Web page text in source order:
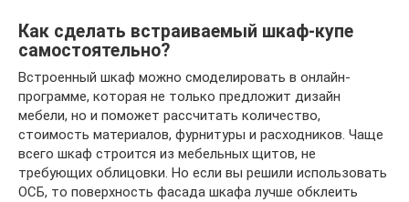
Как сделать встраиваемый шкаф-купе
самостоятельно?
Встроенный шкаф можно смоделировать в онлайн-
программе, которая не только предложит дизайн
мебели, но и поможет рассчитать количество,
стоимость материалов, фурнитуры и расходников. Чаще
всего шкаф строится из мебельных щитов, не
требующих облицовки. Но если вы решили использовать
ОСБ, то поверхность фасада шкафа лучше обклеить